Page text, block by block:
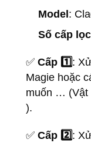
Model:
Số cấp lọc
✅Cấp 1️⃣:
Magie hoặc
muốn … (Vật
).
✅ Cấp 2️⃣: